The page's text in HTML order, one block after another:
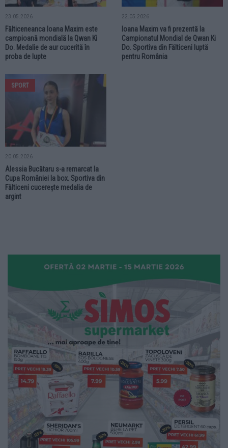
23.05.2026
Fălticeneanca Ioana Maxim este
campioană mondială la Qwan Ki
Do. Medalie de aur cucerită în
proba de lupte
22.05.2026
Ioana Maxim va fi prezentă la
Campionatul Mondial de Qwan Ki
Do. Sportiva din Fălticeni luptă
pentru România
SPORT
20.05.2026
Alessia Bucătaru s-a remarcat la
Cupa României la box. Sportiva din
Fălticeni cucerește medalia de
argint